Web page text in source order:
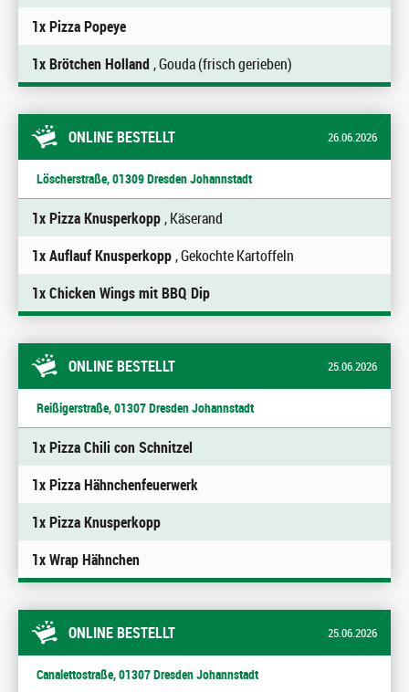
1x Pizza Popeye
1x Brötchen Holland , Gouda (frisch gerieben)
ONLINE BESTELLT 26.06.2026
Löscherstraße, 01309 Dresden Johannstadt
1x Pizza Knusperkopp, Käserand
1x Auflauf Knusperkopp, Gekochte Kartoffeln
1x Chicken Wings mit BBQ Dip
ONLINE BESTELLT 25.06.2026
Reißigerstraße, 01307 Dresden Johannstadt
1x Pizza Chili con Schnitzel
1x Pizza Hähnchenfeuerwerk
1x Pizza Knusperkopp
1x Wrap Hähnchen
ONLINE BESTELLT 25.06.2026
Canalettostraße, 01307 Dresden Johannstadt